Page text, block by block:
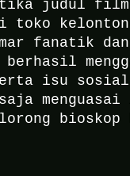
judul film
toko
fanatik
isu
bioskop